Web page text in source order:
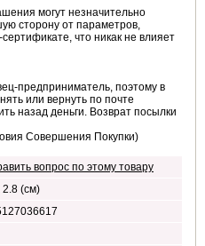
могут незначительно
сторону от параметров,
что никак не влияет
предприниматель, поэтому в
или вернуть по почте
назад деньги. Возврат посылки
Совершения Покупки)
вопрос по этому товару
2.8 (см)